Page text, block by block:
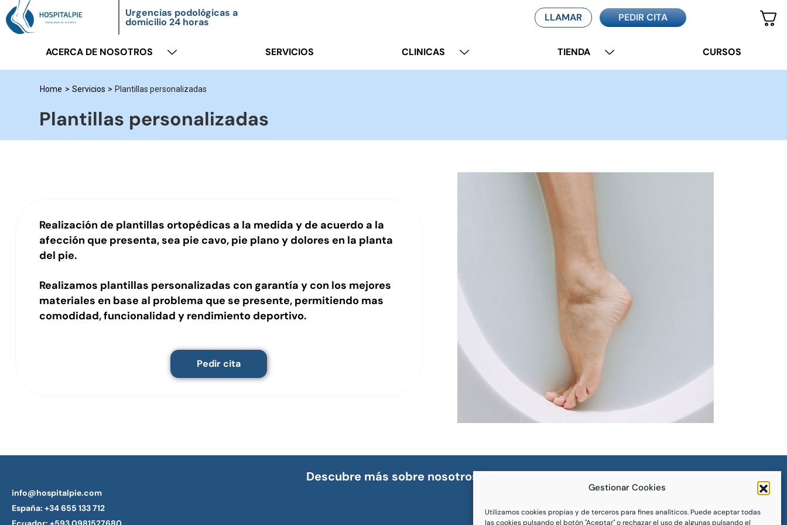
Gestionar Cookies
Utilizamos cookies propias y de terceros para fines analíticos. Puede aceptar todas
las cookies pulsando el botón "Aceptar" o rechazar el uso de algunas pulsando el
Urgencias podológicas a
domicilio 24 horas LLAMAR PEDIR CITA
ACERCA DE NOSOTROS SERVICIOS CLINICAS TIENDA CURSOS
Home > Servicios > Plantillas personalizadas
Plantillas personalizadas
Realización de plantillas ortopédicas a la medida y de acuerdo a la
afección que presenta, sea pie cavo, pie plano y dolores en la planta
del pie.
Realizamos plantillas personalizadas con garantía y con los mejores
materiales en base al problema que se presente, permitiendo mas
comodidad, funcionalidad y rendimiento deportivo.
Pedir cita
Descubre más sobre nosotros:
info@hospitalpie.com
España: +34 655 133 712
Avíso legal
Política de privacidad